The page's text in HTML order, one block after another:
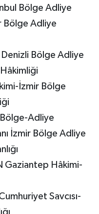
Bölge Adliye
Bölge Adliye
Bölge Adliye
İzmir Bölge
Adliye
İzmir Bölge Adliye
Gaziantep Hâkimi-
Savcısı-